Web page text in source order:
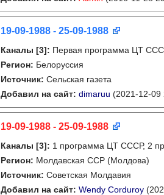
19-09-1988 - 25-09-1988
Каналы [3]: Первая программа ЦТ
Регион: Белоруссия
Источник: Сельская газета
Добавил на сайт: dimaruu (2021-12-09
19-09-1988 - 25-09-1988
Каналы [3]: 1 программа ЦТ СССР, 2
Регион: Молдавская ССР (Молдова)
Источник: Советская Молдавия
Добавил на сайт: Wendy Corduroy